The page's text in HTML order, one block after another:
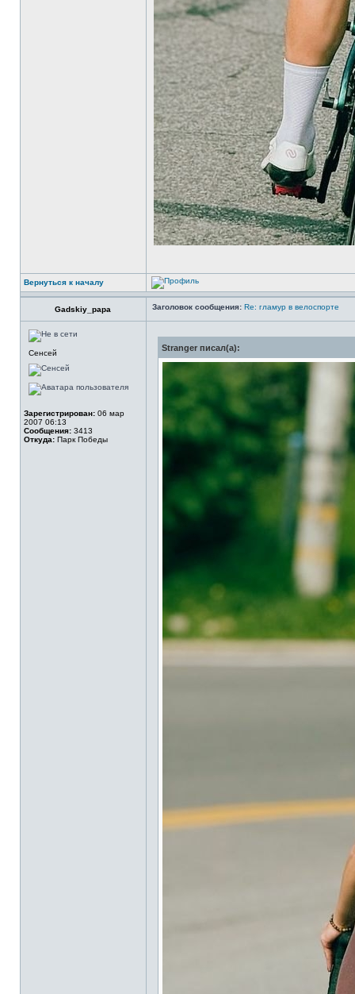
Вернуться к началу
Gadskiy_papa Заголовок сообщения: Re: гламур в велоспорте
Сенсей
Зарегистрирован: 06 мар
2007 06:13
Сообщения: 3413
Откуда: Парк Победы
Stranger писал(а):